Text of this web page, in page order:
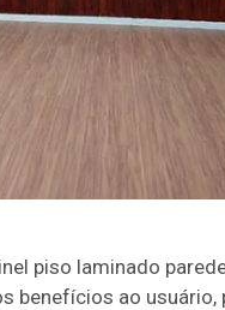
piso laminado
benefícios ao usuário,